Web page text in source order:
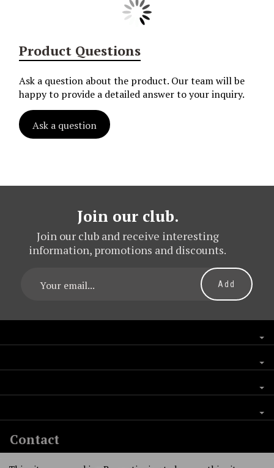
Product Questions
Ask a question about the product. Our team will be
happy to provide a detailed answer to your inquiry.
Ask a question
Join our club.
Join our club and receive interesting
information, promotions and discounts.
Contact